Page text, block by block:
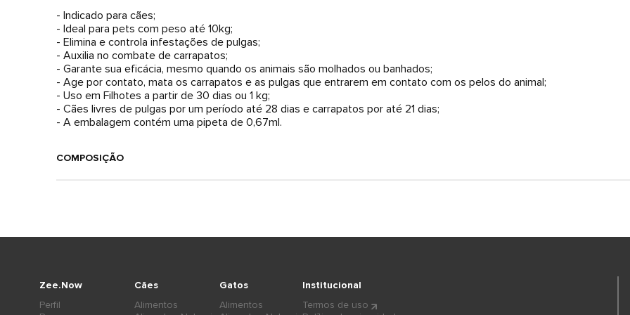
- Indicado para cães;
- Ideal para pets com peso até 10kg;
- Elimina e controla infestações de pulgas;
- Auxilia no combate de carrapatos;
- Garante sua eficácia, mesmo quando os animais são molhados ou banhados;
- Age por contato, mata os carrapatos e as pulgas que entrarem em contato com os pelos do animal;
- Uso em Filhotes a partir de 30 dias ou 1 kg;
- Cães livres de pulgas por um período até 28 dias e carrapatos por até 21 dias;
- A embalagem contém uma pipeta de 0,67ml.
COMPOSIÇÃO
Cães
Alimentos
Gatos
Alimentos
Zee.Now
Perfil
Institucional
Termos de uso